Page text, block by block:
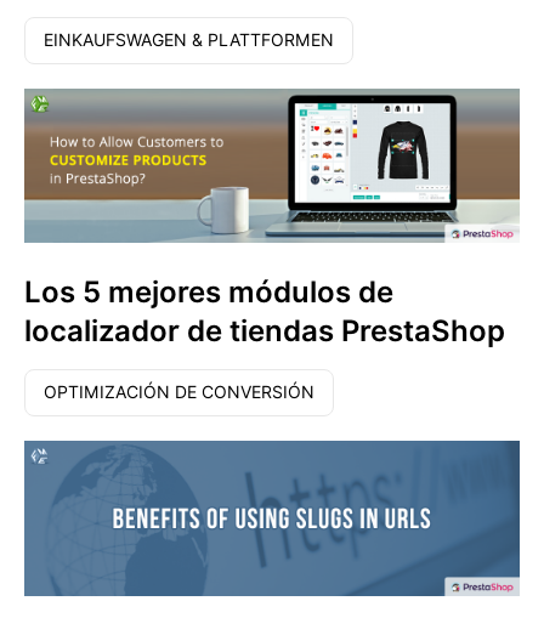
EINKAUFSWAGEN & PLATTFORMEN
Los 5 mejores módulos de
localizador de tiendas PrestaShop
OPTIMIZACIÓN DE CONVERSIÓN